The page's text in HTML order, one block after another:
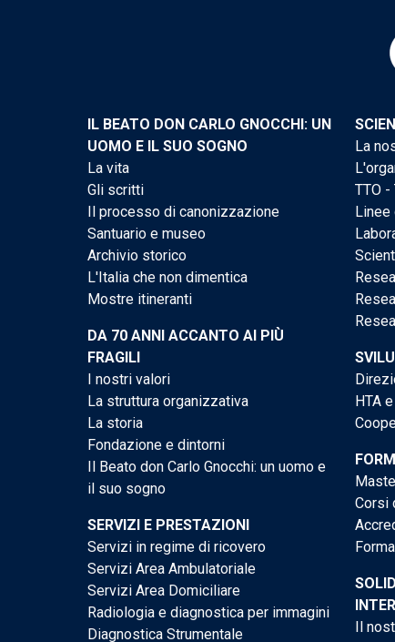
IL BEATO DON CARLO GNOCCHI: UN
UOMO E IL SUO SOGNO
La vita
Gli scritti
Il processo di canonizzazione
Santuario e museo
Archivio storico
L'Italia che non dimentica
Mostre itineranti
DA 70 ANNI ACCANTO AI PIÙ
FRAGILI
I nostri valori
La struttura organizzativa
La storia
Fondazione e dintorni
Il Beato don Carlo Gnocchi: un uomo e
il suo sogno
SERVIZI E PRESTAZIONI
Servizi in regime di ricovero
Servizi Area Ambulatoriale
Servizi Area Domiciliare
Radiologia e diagnostica per immagini
Diagnostica Strumentale
La
TTO -
Linee
HTA
Corsi
Il